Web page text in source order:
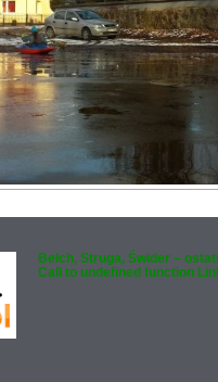
Bełch, Struga, Świder –
Call to undefined function